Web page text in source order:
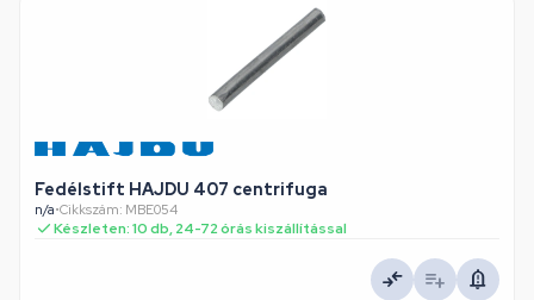
Fedélstift HAJDU 407 centrifuga
n/a•Cikkszám: MBE054
Készleten: 10 db, 24-72 órás kiszállítással